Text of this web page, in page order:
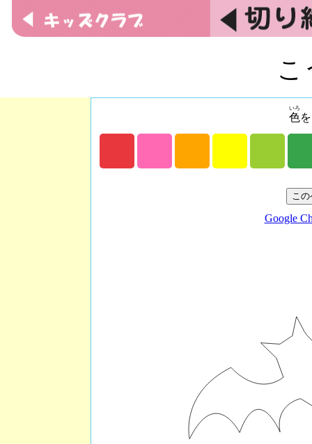
こ
色
いろ
Google